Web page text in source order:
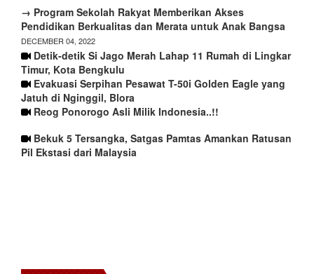
→ Program Sekolah Rakyat Memberikan Akses
Pendidikan Berkualitas dan Merata untuk Anak Bangsa
DECEMBER 04, 2022
Detik-detik Si Jago Merah Lahap 11 Rumah di Lingkar
Timur, Kota Bengkulu
Evakuasi Serpihan Pesawat T-50i Golden Eagle yang
Jatuh di Nginggil, Blora
Reog Ponorogo Asli Milik Indonesia..!!
Bekuk 5 Tersangka, Satgas Pamtas Amankan Ratusan
Pil Ekstasi dari Malaysia